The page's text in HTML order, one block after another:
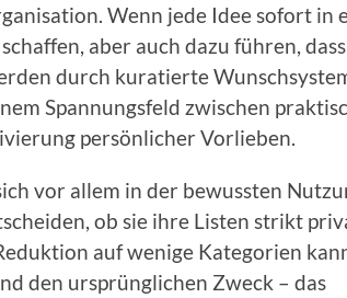
Wenn jede Idee sofort in
aber auch dazu führen, dass
durch kuratierte
Spannungsfeld zwischen
persönlicher Vorlieben.
vor allem in der bewussten
ob sie ihre Listen strikt
auf wenige Kategorien
den ursprünglichen Zweck – das